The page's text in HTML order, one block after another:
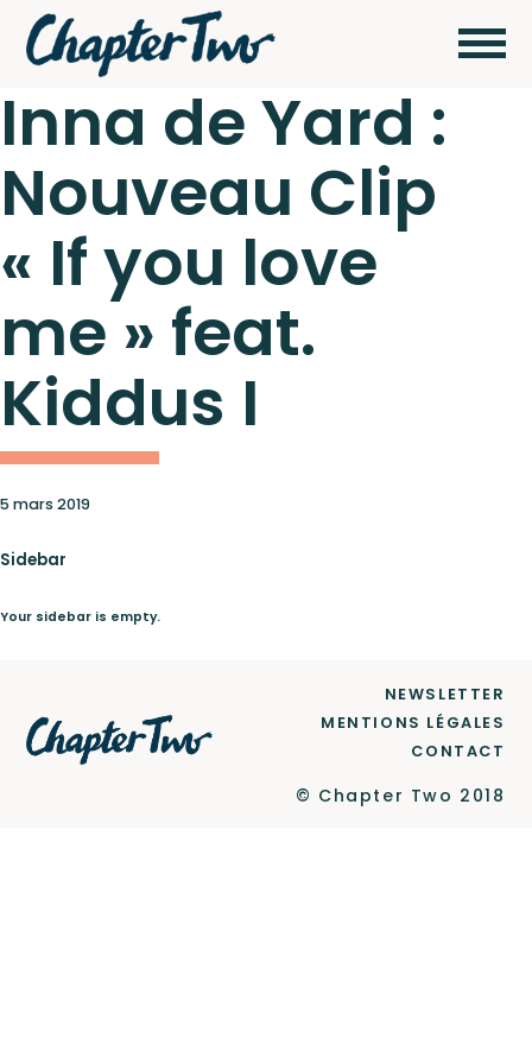
Artistes
Actualités
Concerts
Catalogue
Le Label
Newsletter
Inna de Yard :
Nouveau Clip
« If you love
me » feat.
Kiddus I
5 mars 2019
Sidebar
Your sidebar is empty.
NEWSLETTER
MENTIONS LÉGALES
CONTACT
© Chapter Two 2018
Wagram Music / Chapter Two Records
envoyer vos
démos
cliquez ici